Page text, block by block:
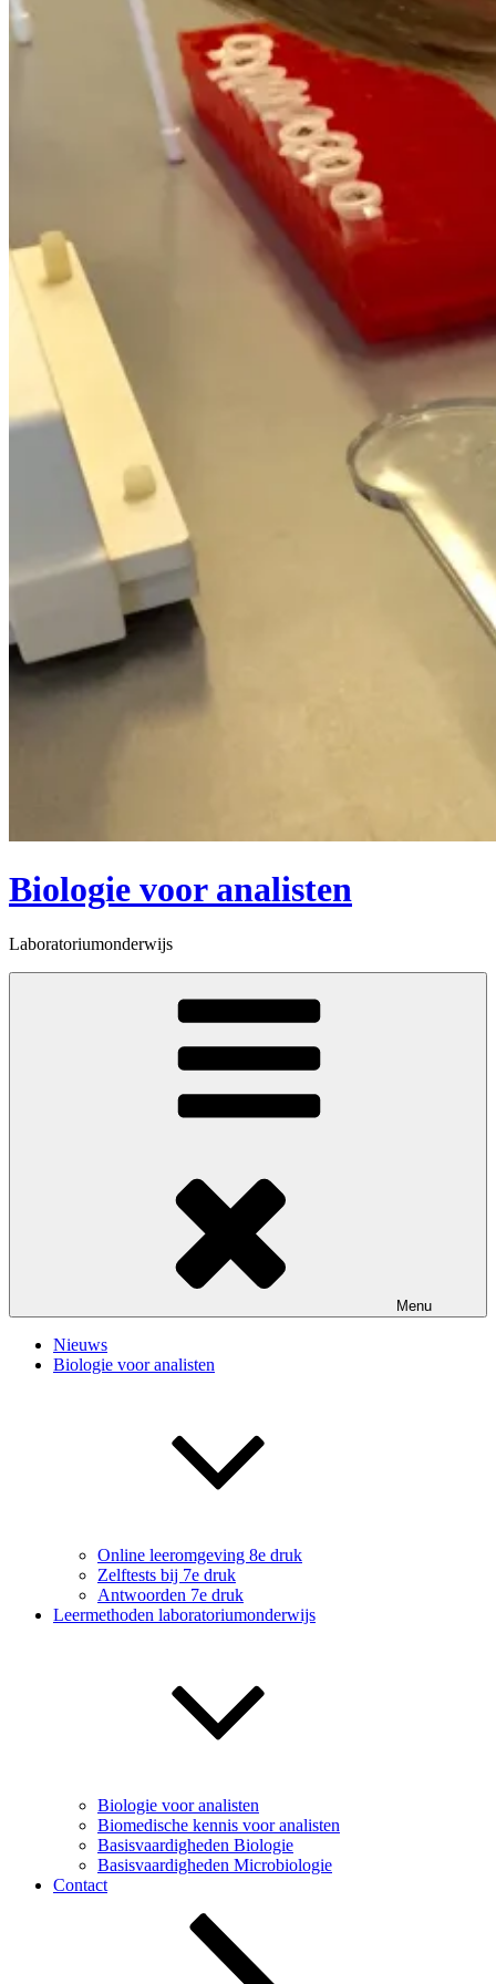
Biologie voor analisten
Laboratoriumonderwijs
Menu
Nieuws
Biologie voor analisten
Online leeromgeving 8e druk
Zelftests bij 7e druk
Antwoorden 7e druk
Leermethoden laboratoriumonderwijs
Biologie voor analisten
Biomedische kennis voor analisten
Basisvaardigheden Biologie
Basisvaardigheden Microbiologie
Contact